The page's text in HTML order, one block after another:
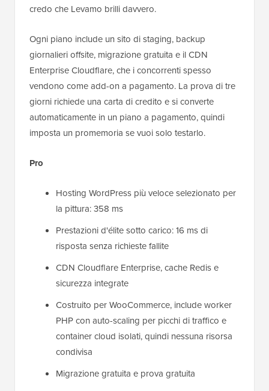
credo che Levamo brilli davvero.
Ogni piano include un sito di staging, backup
giornalieri offsite, migrazione gratuita e il CDN
Enterprise Cloudflare, che i concorrenti spesso
vendono come add-on a pagamento. La prova di tre
giorni richiede una carta di credito e si converte
automaticamente in un piano a pagamento, quindi
imposta un promemoria se vuoi solo testarlo.
Pro
Hosting WordPress più veloce selezionato per
la pittura: 358 ms
Prestazioni d'élite sotto carico: 16 ms di
risposta senza richieste fallite
CDN Cloudflare Enterprise, cache Redis e
sicurezza integrate
Costruito per WooCommerce, include worker
PHP con auto-scaling per picchi di traffico e
container cloud isolati, quindi nessuna risorsa
condivisa
Migrazione gratuita e prova gratuita